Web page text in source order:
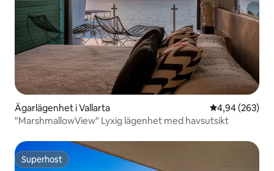
Ägarlägenhet i Vallarta 4,94 av 5 i
4,94 (263)
"MarshmallowView" Lyxig lägenhet med havsutsikt
Superhost
Superhost